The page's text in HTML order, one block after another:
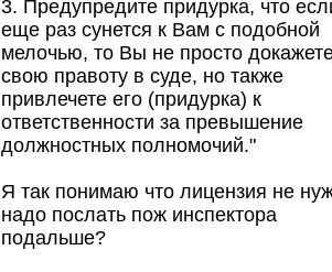
3. Предупредите придурка, что
еще раз сунется к Вам с подобной
мелочью, то Вы не просто
свою правоту в суде, но также
привлечете его (придурка) к
ответственности за превышение
должностных полномочий."
Я так понимаю что лицензия не
надо послать пож инспектора
подальше?